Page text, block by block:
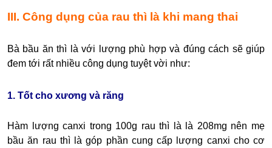
III. Công dụng của rau thì là khi mang thai
Bà bầu ăn thì là với lượng phù hợp và đúng cách sẽ giúp
đem tới rất nhiều công dụng tuyệt vời như:
1. Tốt cho xương và răng
Hàm lượng canxi trong 100g rau thì là là 208mg nên mẹ
bầu ăn rau thì là góp phần cung cấp lượng canxi cho cơ